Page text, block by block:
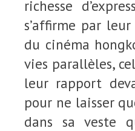
richesse
s’affirme par
du cinéma
vies parallèles,
leur rapport
pour ne laisser
dans sa veste